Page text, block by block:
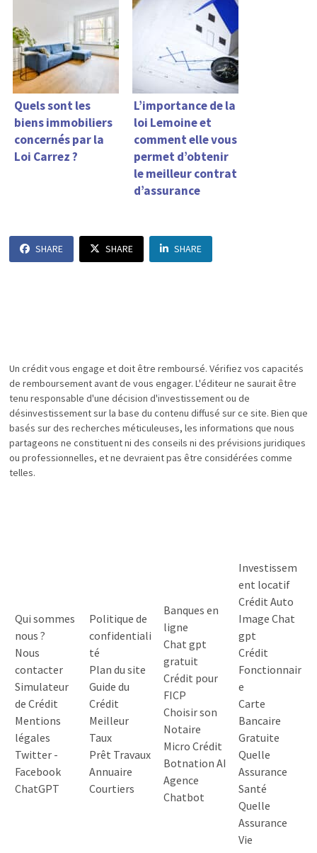
Quels sont les
biens immobiliers
concernés par la
Loi Carrez ?
L’importance de la
loi Lemoine et
comment elle vous
permet d’obtenir
le meilleur contrat
d’assurance
SHARE SHARE SHARE
Un crédit vous engage et doit être remboursé. Vérifiez vos capacités
de remboursement avant de vous engager. L'éditeur ne saurait être
tenu responsable d'une décision d'investissement ou de
désinvestissement sur la base du contenu diffusé sur ce site. Bien que
basés sur des recherches méticuleuses, les informations que nous
partageons ne constituent ni des conseils ni des prévisions juridiques
ou professionnelles, et ne devraient pas être considérées comme
telles.
Qui sommes
nous ?
Nous
contacter
Simulateur
de Crédit
Mentions
légales
Twitter-
Facebook
ChatGPT
Politique de
confidentiali
té
Plan du site
Guide du
Crédit
Meilleur
Taux
Prêt Travaux
Annuaire
Courtiers
Banques en
ligne
Chat gpt
gratuit
Crédit pour
FICP
Choisir son
Notaire
Micro Crédit
Botnation AI
Agence
Chatbot
Investissem
ent locatif
Crédit Auto
Image Chat
gpt
Crédit
Fonctionnair
e
Carte
Bancaire
Gratuite
Quelle
Assurance
Santé
Quelle
Assurance
Vie